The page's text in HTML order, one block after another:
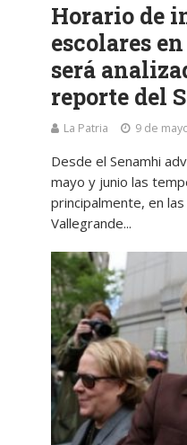
Horario de
escolares
será
reporte del
La Patria 9 de
Desde el Senamhi
mayo y junio las
principalmente, en
Vallegrande...